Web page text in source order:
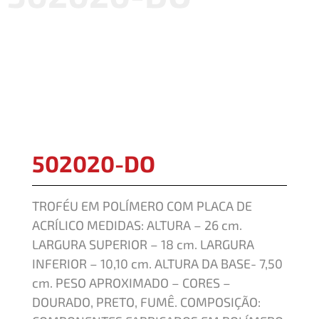
502020-DO
TROFÉU EM POLÍMERO COM PLACA DE
ACRÍLICO MEDIDAS: ALTURA – 26 cm.
LARGURA SUPERIOR – 18 cm. LARGURA
INFERIOR – 10,10 cm. ALTURA DA BASE- 7,50
cm. PESO APROXIMADO – CORES –
DOURADO, PRETO, FUMÊ. COMPOSIÇÃO: